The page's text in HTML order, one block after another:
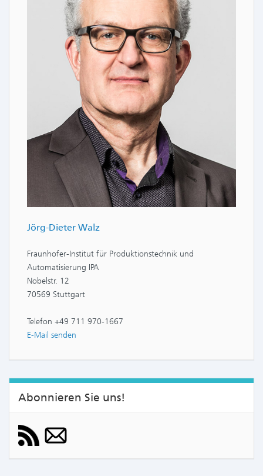
Jörg-Dieter Walz
Fraunhofer-Institut für Produktionstechnik und
Automatisierung IPA
Nobelstr. 12
70569 Stuttgart
Telefon +49 711 970-1667
E-Mail senden
Abonnieren Sie uns!